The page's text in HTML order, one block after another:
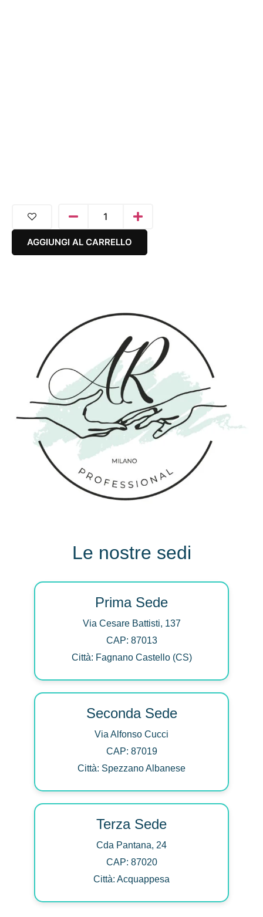
AGGIUNGI AL CARRELLO
Le nostre sedi
Prima Sede
Via Cesare Battisti, 137
CAP: 87013
Città: Fagnano Castello (CS)
Seconda Sede
Via Alfonso Cucci
CAP: 87019
Città: Spezzano Albanese
Terza Sede
Cda Pantana, 24
CAP: 87020
Città: Acquappesa